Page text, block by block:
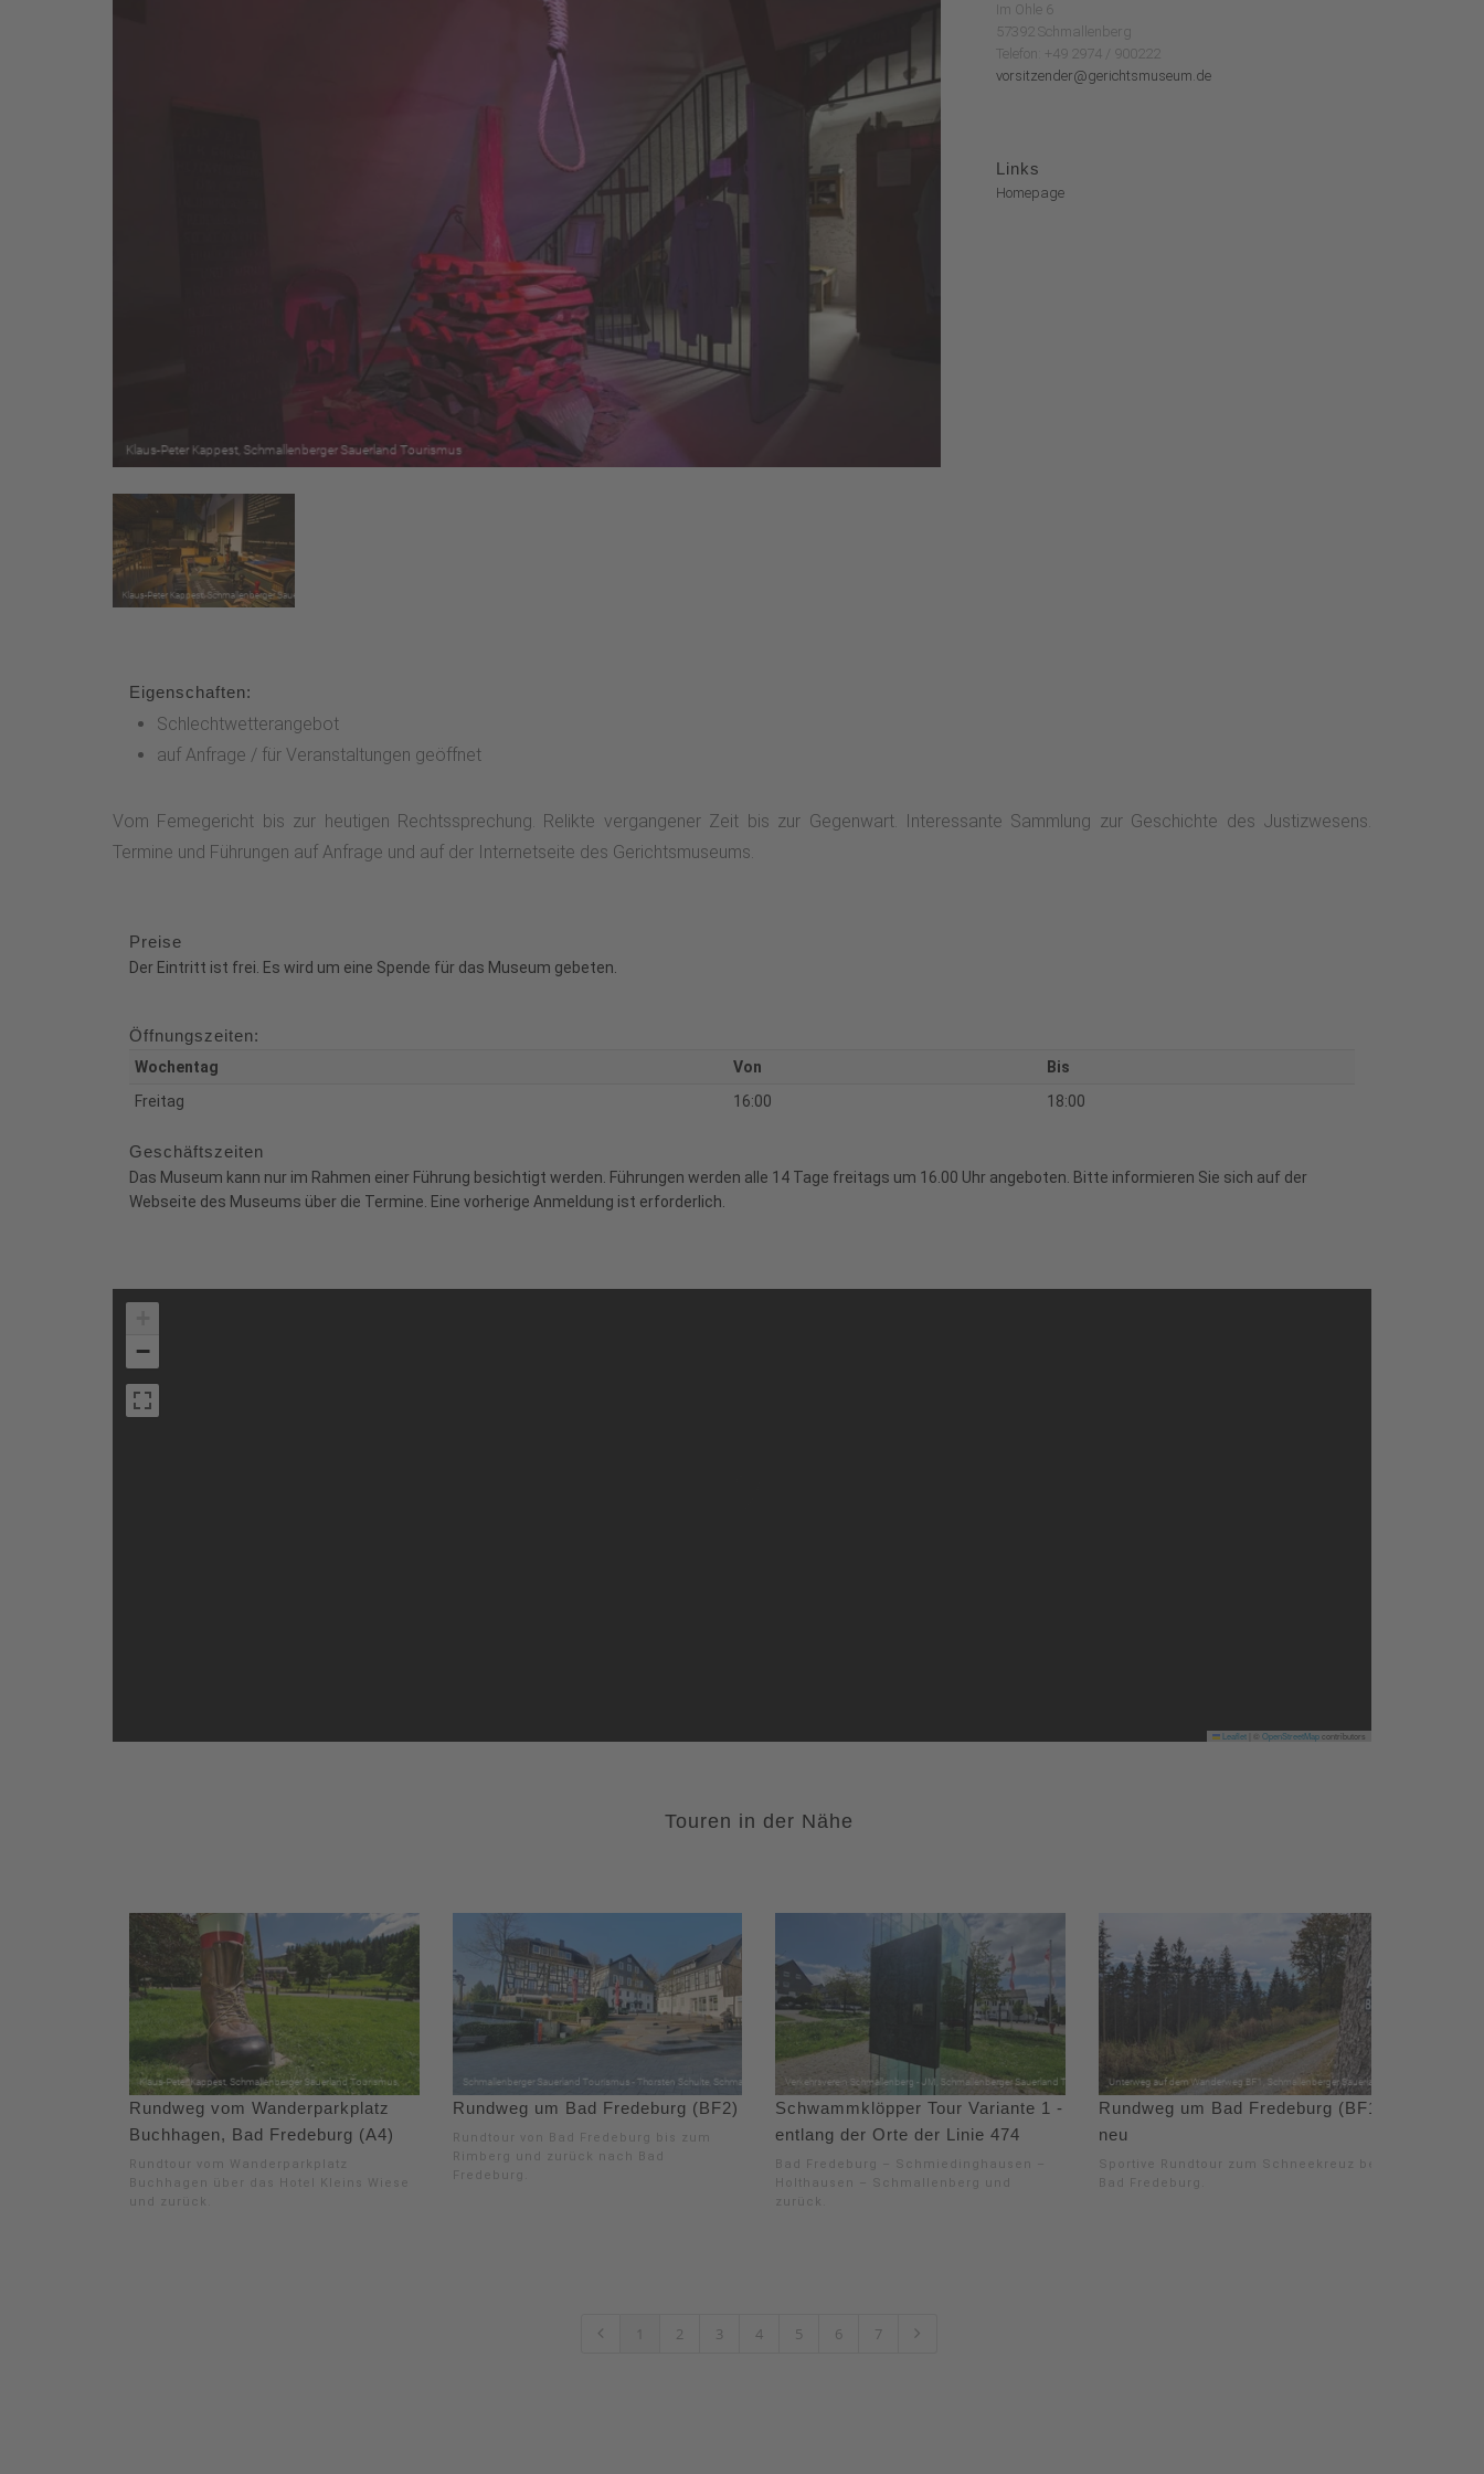
Im Ohle 6
57392 Schmallenberg
Telefon: +49 2974 / 900222
vorsitzender@gerichtsmuseum.de
Links
Homepage
Eigenschaften:
Schlechtwetterangebot
auf Anfrage / für Veranstaltungen geöffnet
Vom Femegericht bis zur heutigen Rechtssprechung. Relikte vergangener Zeit bis zur Gegenwart. Interessante Sammlung zur Geschichte des Justizwesens.
Termine und Führungen auf Anfrage und auf der Internetseite des Gerichtsmuseums.
Preise
Der Eintritt ist frei. Es wird um eine Spende für das Museum gebeten.
Öffnungszeiten:
Wochentag Von
Bis
Freitag
16:00 18:00
Geschäftszeiten
Das Museum kann nur im Rahmen einer Führung besichtigt werden. Führungen werden alle 14 Tage freitags um 16.00 Uhr angeboten. Bitte informieren Sie sich auf der
Webseite des Museums über die Termine. Eine vorherige Anmeldung ist erforderlich.
−
Leaflet OpenStreetMapcontributors
Touren in der Nähe
Rundweg vom Wanderparkplatz
Buchhagen, Bad Fredeburg (A4)
Rundtour vom Wanderparkplatz
Buchhagen über das Hotel Kleins Wiese
und zurück.
Rundweg um Bad Fredeburg (BF2)
Rundtour von Bad Fredeburg bis zum
Rimberg und zurück nach Bad
Fredeburg.
Schwammklöpper Tour Variante 1 -
entlang der Orte der Linie 474
Bad Fredeburg – Schmiedinghausen –
Holthausen – Schmallenberg und
zurück.
Rundweg um Bad Fredeburg (BF1)
neu
Sportive Rundtour zum Schneekreuz bei
Bad Fredeburg.
1 2 3 4 5 6 7